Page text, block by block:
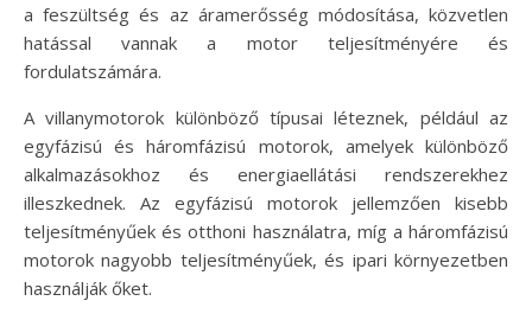
a feszültség és az áramerősség módosítása, közvetlen
hatással vannak a motor teljesítményére és
fordulatszámára.
A villanymotorok különböző típusai léteznek, például az
egyfázisú és háromfázisú motorok, amelyek különböző
alkalmazásokhoz és energiaellátási rendszerekhez
illeszkednek. Az egyfázisú motorok jellemzően kisebb
teljesítményűek és otthoni használatra, míg a háromfázisú
motorok nagyobb teljesítményűek, és ipari környezetben
használják őket.